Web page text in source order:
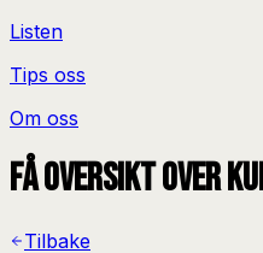
Listen
Tips oss
Om oss
Få oversikt over
Tilbake